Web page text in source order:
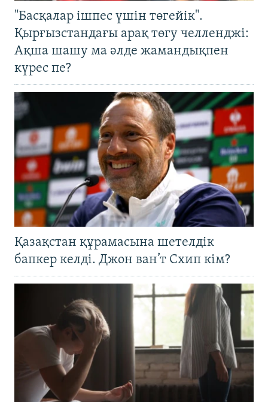
"Басқалар ішпес үшін төгейік".
Қырғызстандағы арақ төгу челленджі:
Ақша шашу ма әлде жамандықпен
күрес пе?
Қазақстан құрамасына шетелдік
бапкер келді. Джон ван’т Схип кім?